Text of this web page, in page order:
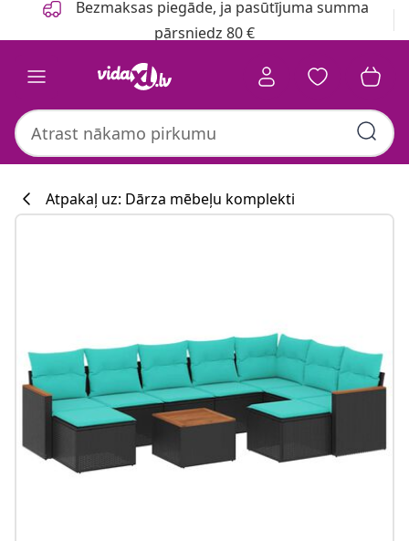
Bezmaksas piegāde, ja pasūtījuma summa
pārsniedz 80 €
Atpakaļ uz: Dārza mēbeļu komplekti